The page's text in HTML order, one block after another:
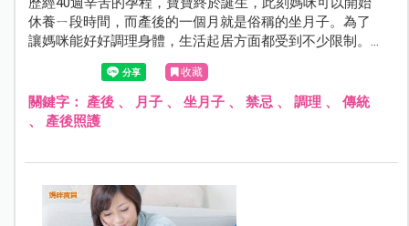
休養ㄧ段時間，而產後的一個月就是俗稱的坐月子。為了
讓媽咪能好好調理身體，生活起居方面都受到不少限制。
到底該如何坐月子？有哪些方式？面對長輩們琳琅滿目的
傳統禁忌，媽咪是否都得完全遵循？
收藏
關鍵字： 產後、 月子、 坐月子、 禁忌、 調理 、 傳統
、 產後照護